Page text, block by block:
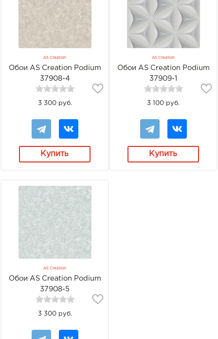
AS Creation
Обои AS Creation Podium
37908-4
3 300 руб.
Купить
AS Creation
Обои AS Creation Podium
37909-1
3 100 руб.
Купить
AS Creation
Обои AS Creation Podium
37908-5
3 300 руб.